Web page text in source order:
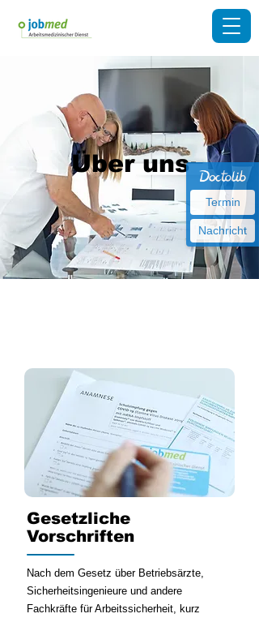
Termin
Nachricht
Über uns
Gesetzliche
Vorschriften
Nach dem Gesetz über Betriebsärzte,
Sicherheitsingenieure und andere
Fachkräfte für Arbeitssicherheit, kurz